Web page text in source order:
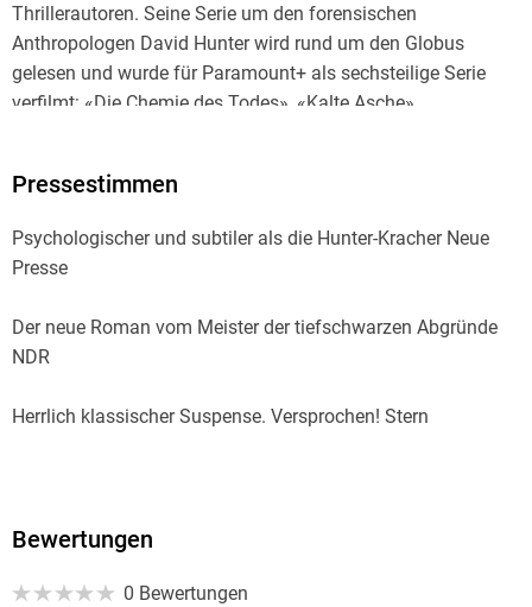
Thrillerautoren. Seine Serie um den forensischen
Anthropologen David Hunter wird rund um den Globus
gelesen und wurde für Paramount+ als sechsteilige Serie
verfilmt: «Die Chemie des Todes», «Kalte Asche»,
atmosphärischer Psychothriller «Der Hof». «Die Verlorenen»,
Polizisten Jonah Colley, stand mehrere Wochen auf Platz 1
der SPIEGEL-Bestsellerliste. Simon Beckett ist verheiratet
Pressestimmen
Psychologischer und subtiler als die Hunter-Kracher Neue
Presse
Der neue Roman vom Meister der tiefschwarzen Abgründe
NDR
Herrlich klassischer Suspense. Versprochen! Stern
Bewertungen
0 Bewertungen